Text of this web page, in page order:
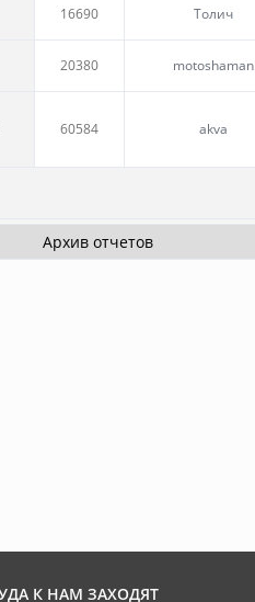
16690 Толич
20380 motoshaman
60584 akva
К НАМ ЗАХОДЯТ